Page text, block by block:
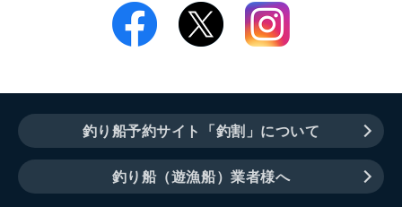
釣り船予約サイト「釣割」について
釣り船（遊漁船）業者様へ